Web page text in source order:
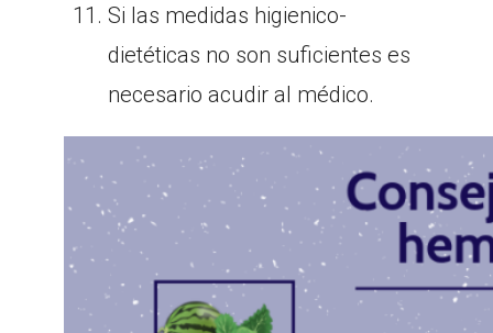
Si las medidas higienico-
dietéticas no son suficientes es
necesario acudir al médico.